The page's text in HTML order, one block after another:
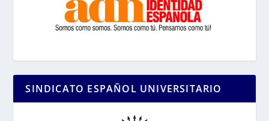
SINDICATO ESPAÑOL UNIVERSITARIO